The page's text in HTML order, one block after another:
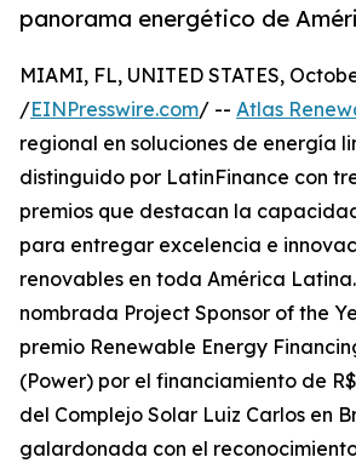
panorama energético de
MIAMI, FL, UNITED STATES,
/EINPresswire.com/ -- Atlas
regional en soluciones de energía
distinguido por LatinFinance con
premios que destacan la
para entregar excelencia e
renovables en toda América
nombrada Project Sponsor of the
premio Renewable Energy
(Power) por el financiamiento de
del Complejo Solar Luiz Carlos en
galardonada con el